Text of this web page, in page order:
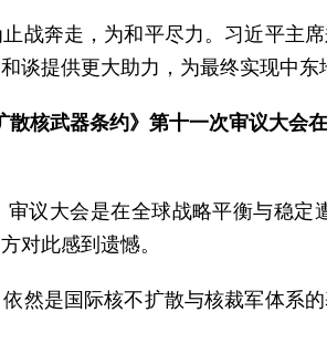
战奔走，为和平尽力。习近平主
谈提供更大助力，为最终实现中东
散核武器条约》第十一次审议大
议大会是在全球战略平衡与稳
对此感到遗憾。
然是国际核不扩散与核裁军体系